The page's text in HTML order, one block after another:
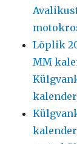
Lõplik
MM
kalender